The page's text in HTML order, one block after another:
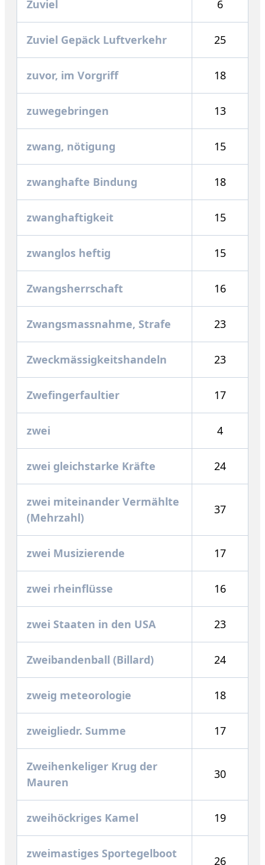
Zuviel 6
Zuviel Gepäck Luftverkehr 25
zuvor, im Vorgriff 18
zuwegebringen 13
zwang, nötigung 15
zwanghafte Bindung 18
zwanghaftigkeit 15
zwanglos heftig 15
Zwangsherrschaft 16
Zwangsmassnahme, Strafe 23
Zweckmässigkeitshandeln 23
Zwefingerfaultier 17
zwei 4
zwei gleichstarke Kräfte 24
zwei miteinander Vermählte
(Mehrzahl)
37
zwei Musizierende 17
zwei rheinflüsse 16
zwei Staaten in den USA 23
Zweibandenball (Billard) 24
zweig meteorologie 18
zweigliedr. Summe 17
Zweihenkeliger Krug der
Mauren
30
zweihöckriges Kamel 19
zweimastiges Sportegelboot
26